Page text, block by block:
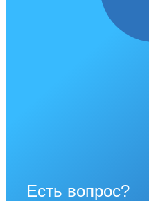
Есть вопрос?